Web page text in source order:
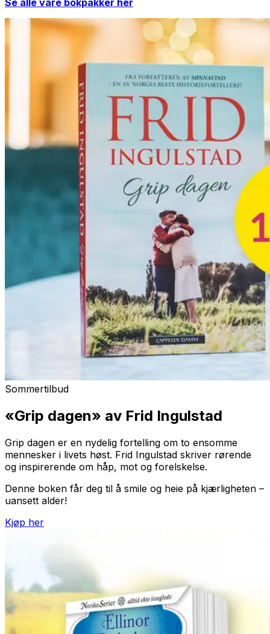
Se alle våre bokpakker her
Sommertilbud
«Grip dagen» av Frid Ingulstad
Grip dagen er en nydelig fortelling om to ensomme
mennesker i livets høst. Frid Ingulstad skriver rørende
og inspirerende om håp, mot og forelskelse.
Denne boken får deg til å smile og heie på kjærligheten –
uansett alder!
Kjøp her